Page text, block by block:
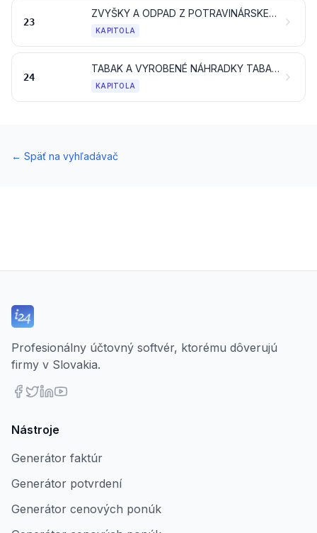
23
ZVYŠKY A ODPAD Z POTRAVINÁRSKEHO PRIEMYSLU; PRIPRAVENÉ KRMIVÁ PRE ZVIERATÁ
KAPITOLA
24
TABAK A VYROBENÉ NÁHRADKY TABAKU; PRODUKTY, TIEŽ OBSAHUJÚCE NIKOTÍN, URČENÉ NA INHALÁCIU BEZ HORENIA; OSTATNÉ VÝROBKY OBSAHUJÚCE NIKOTÍN URČENÉ NA PRÍJEM NIKOTÍNU ĽUDSKÝM TELOM
KAPITOLA
← Späť na vyhľadávač
Profesionálny účtovný softvér, ktorému dôverujú
firmy v Slovakia.
Nástroje
Generátor faktúr
Generátor potvrdení
Generátor cenových ponúk